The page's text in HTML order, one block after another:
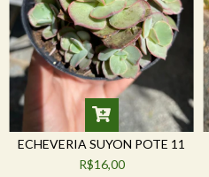
ECHEVERIA SUYON POTE 11
R$16,00